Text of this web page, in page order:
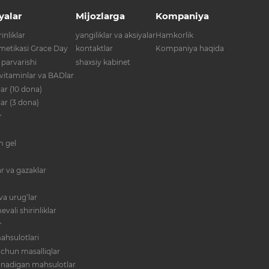
Grace Day
va BADlar
(10 dona)
(3 dona)
gel
va gazaklar
urug‘lar
shirinliklar
masalliqlar
mahsulotlar
Mijozlarga
yangiliklar va aksiyalar
kontaktlar
shaxsiy kabinet
Kompaniya
Hamkorlik
Kompaniya haqida